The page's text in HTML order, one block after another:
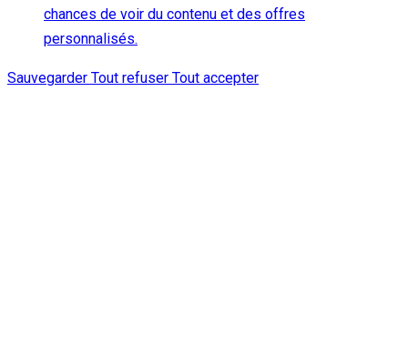
chances de voir du contenu et des offres
personnalisés.
Sauvegarder Tout refuser Tout accepter